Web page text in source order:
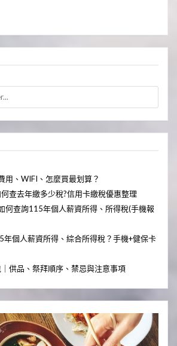
用、WIFI、怎麼買最划算？
查去年繳多少稅?信用卡繳稅優惠整理
何查詢115年個人薪資所得、所得稅(手機報
年個人薪資所得、綜合所得稅？手機+健保卡
供品、祭拜順序、禁忌與注意事項